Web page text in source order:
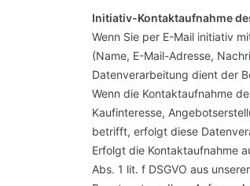
Initiativ-Kontaktaufnahme
Wenn Sie per E-Mail initiativ
(Name, E-Mail-Adresse,
Datenverarbeitung dient der
Wenn die Kontaktaufnahme
Kaufinteresse,
betrifft, erfolgt diese
Erfolgt die Kontaktaufnahme
Abs. 1 lit. f DSGVO aus